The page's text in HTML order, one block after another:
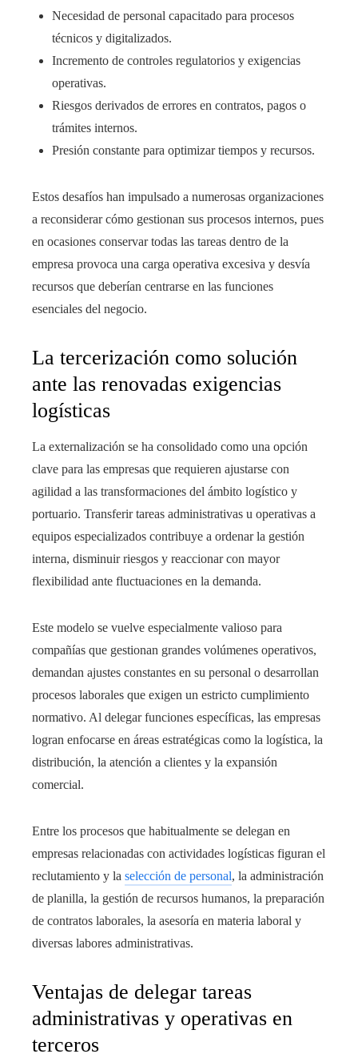
Necesidad de personal capacitado para procesos
técnicos y digitalizados.
Incremento de controles regulatorios y exigencias
operativas.
Riesgos derivados de errores en contratos, pagos o
trámites internos.
Presión constante para optimizar tiempos y recursos.
Estos desafíos han impulsado a numerosas organizaciones
a reconsiderar cómo gestionan sus procesos internos, pues
en ocasiones conservar todas las tareas dentro de la
empresa provoca una carga operativa excesiva y desvía
recursos que deberían centrarse en las funciones
esenciales del negocio.
La tercerización como solución
ante las renovadas exigencias
logísticas
La externalización se ha consolidado como una opción
clave para las empresas que requieren ajustarse con
agilidad a las transformaciones del ámbito logístico y
portuario. Transferir tareas administrativas u operativas a
equipos especializados contribuye a ordenar la gestión
interna, disminuir riesgos y reaccionar con mayor
flexibilidad ante fluctuaciones en la demanda.
Este modelo se vuelve especialmente valioso para
compañías que gestionan grandes volúmenes operativos,
demandan ajustes constantes en su personal o desarrollan
procesos laborales que exigen un estricto cumplimiento
normativo. Al delegar funciones específicas, las empresas
logran enfocarse en áreas estratégicas como la logística, la
distribución, la atención a clientes y la expansión
comercial.
Entre los procesos que habitualmente se delegan en
empresas relacionadas con actividades logísticas figuran el
reclutamiento y la selección de personal, la administración
de planilla, la gestión de recursos humanos, la preparación
de contratos laborales, la asesoría en materia laboral y
diversas labores administrativas.
Ventajas de delegar tareas
administrativas y operativas en
terceros